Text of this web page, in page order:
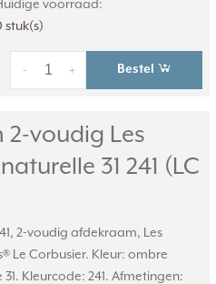
voorraad:
stuk(s)
+
- Bestel
2-voudig Les
31 241 (LC
2-voudig afdekraam, Les
Le Corbusier. Kleur: ombre
31. Kleurcode: 241. Afmetingen: